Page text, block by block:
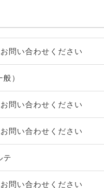
問い合わせください
）
問い合わせください
問い合わせください
テ
問い合わせください